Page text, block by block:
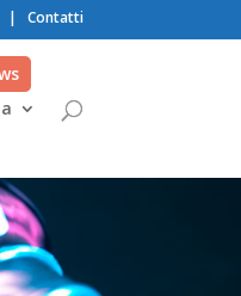
| Contatti